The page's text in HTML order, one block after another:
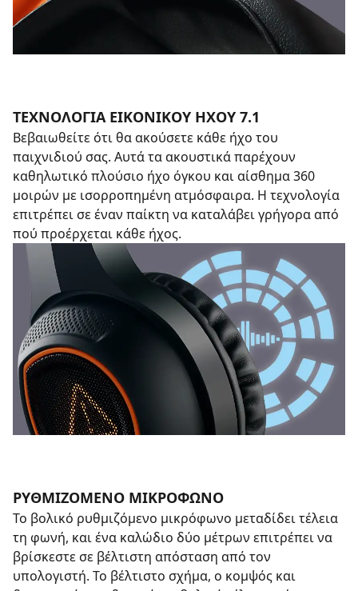
ΤΕΧΝΟΛΟΓΙΑ ΕΙΚΟΝΙΚΟΥ ΗΧΟΥ 7.1
Βεβαιωθείτε ότι θα ακούσετε κάθε ήχο του
παιχνιδιού σας. Αυτά τα ακουστικά παρέχουν
καθηλωτικό πλούσιο ήχο όγκου και αίσθημα 360
μοιρών με ισορροπημένη ατμόσφαιρα. Η τεχνολογία
επιτρέπει σε έναν παίκτη να καταλάβει γρήγορα από
πού προέρχεται κάθε ήχος.
ΡΥΘΜΙΖΟΜΕΝΟ ΜΙΚΡΟΦΩΝΟ
Το βολικό ρυθμιζόμενο μικρόφωνο μεταδίδει τέλεια
τη φωνή, και ένα καλώδιο δύο μέτρων επιτρέπει να
βρίσκεστε σε βέλτιστη απόσταση από τον
υπολογιστή. Το βέλτιστο σχήμα, ο κομψός και